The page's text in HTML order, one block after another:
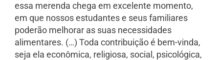
essa merenda chega em excelente momento,
em que nossos estudantes e seus familiares
poderão melhorar as suas necessidades
alimentares. (…) Toda contribuição é bem-vinda,
seja ela econômica, religiosa, social, psicológica,